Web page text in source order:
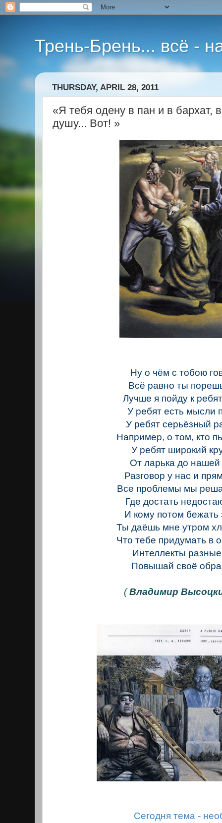
Трень-Брень... всё -
THURSDAY, APRIL 28, 2011
«Я тебя одену в пан и в бархат,
душу... Вот! »
Ну о чём с тобою
Всё равно ты
Лучше я пойду к
У ребят есть мысли
У ребят серьёзный
Например, о том, кто
У ребят широкий
От ларька до нашей
Разговор у нас и
Все проблемы мы
Где достать
И кому потом бежать
Ты даёшь мне утром
Что тебе придумать в
Интеллекты
Повышай своё
(Владимир
Сегодня тема -